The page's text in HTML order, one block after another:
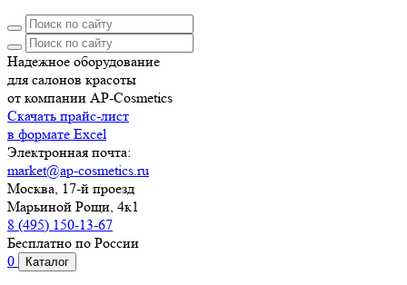
Надежное оборудование
для салонов красоты
от компании AP-Cosmetics
Скачать прайс-лист
в формате Excel
Электронная почта:
market@ap-cosmetics.ru
Москва, 17-й проезд
Марьиной Рощи, 4к1
8 (495) 150-13-67
Бесплатно по России
0
Каталог